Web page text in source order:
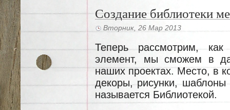
Создание библиотеки
Вторник, 26 Мар 2013
Теперь рассмотрим,
элемент, мы сможем в
наших проектах. Место, в
декоры, рисунки,
называется Библиотекой.